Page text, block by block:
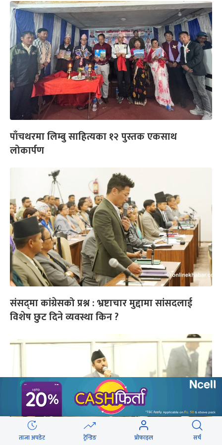
पाँचथरमा लिम्बु साहित्यका १२ पुस्तक एकसाथ
लोकार्पण
संसद्‌मा कांग्रेसको प्रश्न : भ्रष्टाचार मुद्दामा सांसदलाई
विशेष छुट दिने व्यवस्था किन ?
ताजा अपडेट ट्रेन्डिङ प्रोफाइल सर्च